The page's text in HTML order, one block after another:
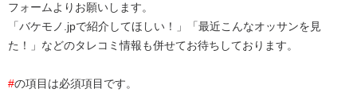
フォームよりお願いします。
「バケモノ.jpで紹介してほしい！」「最近こんなオッサンを見
た！」などのタレコミ情報も併せてお待ちしております。
#の項目は必須項目です。